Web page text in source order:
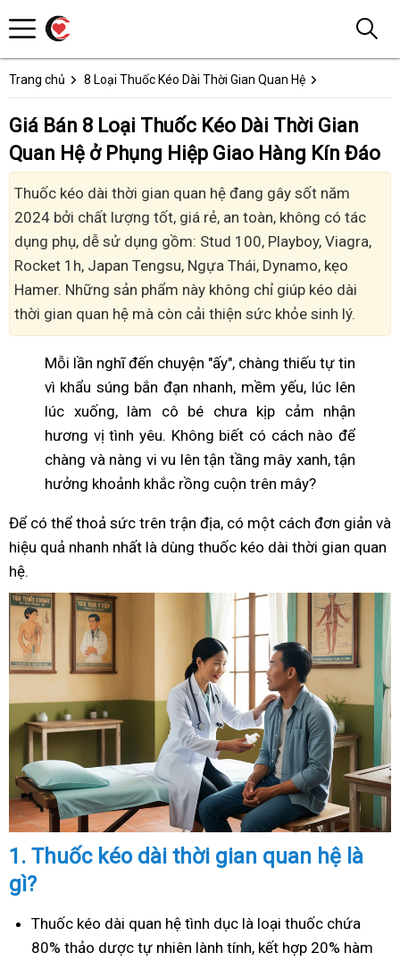
Trang chủ 8 Loại Thuốc Kéo Dài Thời Gian Quan Hệ
Giá Bán 8 Loại Thuốc Kéo Dài Thời Gian
Quan Hệ ở Phụng Hiệp Giao Hàng Kín Đáo
Thuốc kéo dài thời gian quan hệ đang gây sốt năm
2024 bởi chất lượng tốt, giá rẻ, an toàn, không có tác
dụng phụ, dễ sử dụng gồm: Stud 100, Playboy, Viagra,
Rocket 1h, Japan Tengsu, Ngựa Thái, Dynamo, kẹo
Hamer. Những sản phẩm này không chỉ giúp kéo dài
thời gian quan hệ mà còn cải thiện sức khỏe sinh lý.
Mỗi lần nghĩ đến chuyện "ấy", chàng thiếu tự tin
vì khẩu súng bắn đạn nhanh, mềm yếu, lúc lên
lúc xuống, làm cô bé chưa kịp cảm nhận
hương vị tình yêu. Không biết có cách nào để
chàng và nàng vi vu lên tận tầng mây xanh, tận
hưởng khoảnh khắc rồng cuộn trên mây?
Để có thể thoả sức trên trận địa, có một cách đơn giản và
hiệu quả nhanh nhất là dùng thuốc kéo dài thời gian quan
hệ.
1. Thuốc kéo dài thời gian quan hệ là
gì?
Thuốc kéo dài quan hệ tình dục là loại thuốc chứa
80% thảo dược tự nhiên lành tính, kết hợp 20% hàm